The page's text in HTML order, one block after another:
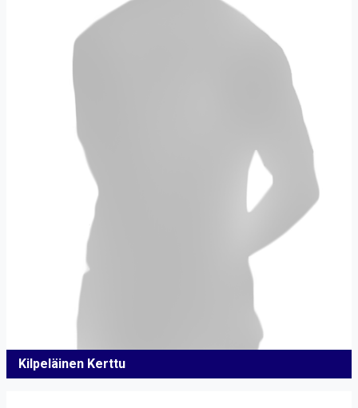
Kilpeläinen Kerttu